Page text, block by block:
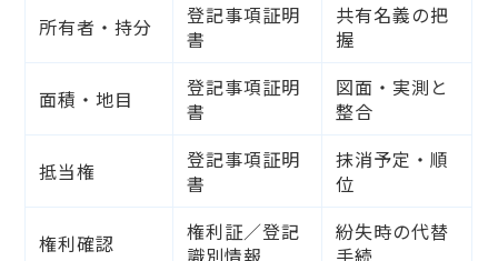
所有者・持分
登記事項証明
書
共有名義の把
握
面積・地目
登記事項証明
書
図面・実測と
整合
抵当権
登記事項証明
書
抹消予定・順
位
権利確認
権利証／登記
紛失時の代替